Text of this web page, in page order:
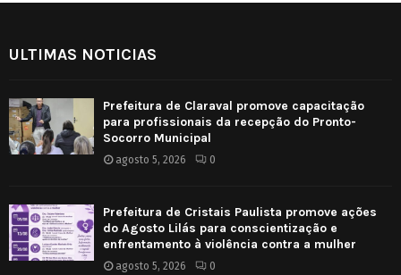
ULTIMAS NOTICIAS
Prefeitura de Claraval promove capacitação
para profissionais da recepção do Pronto-
Socorro Municipal
agosto 5, 2026 0
Prefeitura de Cristais Paulista promove ações
do Agosto Lilás para conscientização e
enfrentamento à violência contra a mulher
agosto 5, 2026 0